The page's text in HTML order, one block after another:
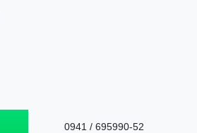
0941 / 695990-52